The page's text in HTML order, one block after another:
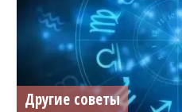
Другие советы